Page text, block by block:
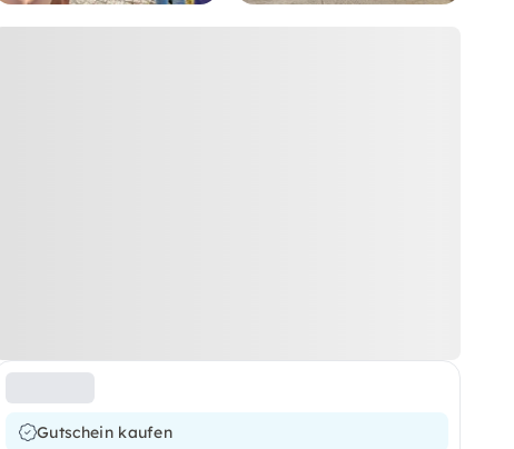
Gutschein kaufen